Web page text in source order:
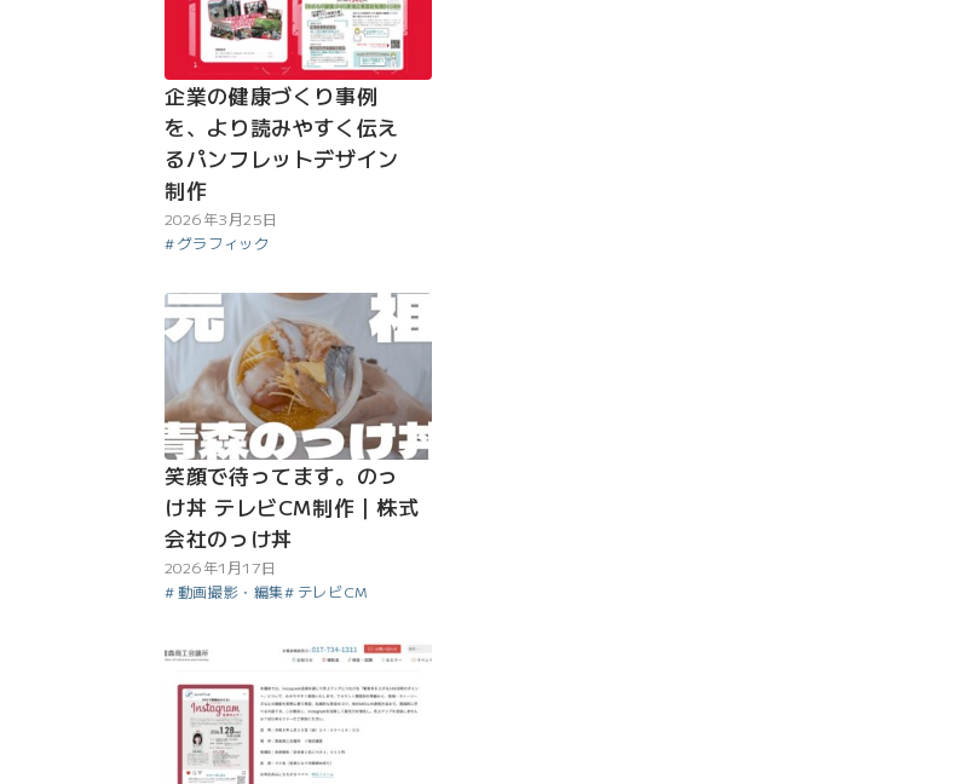
企業の健康づくり事例
を、より読みやすく伝え
るパンフレットデザイン
制作
2026年3月25日
グラフィック
笑顔で待ってます。のっ
け丼 テレビCM制作｜株式
会社のっけ丼
2026年1月17日
動画撮影・編集
テレビCM